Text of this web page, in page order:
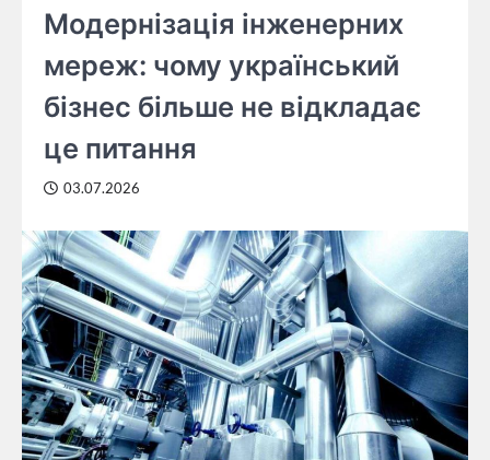
Модернізація інженерних
мереж: чому український
бізнес більше не відкладає
це питання
03.07.2026